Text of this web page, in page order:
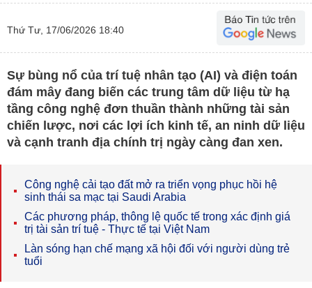
Thứ Tư, 17/06/2026 18:40
Sự bùng nổ của trí tuệ nhân tạo (AI) và điện toán
đám mây đang biến các trung tâm dữ liệu từ hạ
tầng công nghệ đơn thuần thành những tài sản
chiến lược, nơi các lợi ích kinh tế, an ninh dữ liệu
và cạnh tranh địa chính trị ngày càng đan xen.
Công nghệ cải tạo đất mở ra triển vọng phục hồi hệ
sinh thái sa mạc tại Saudi Arabia
Các phương pháp, thông lệ quốc tế trong xác định giá
trị tài sản trí tuệ - Thực tế tại Việt Nam
Làn sóng hạn chế mạng xã hội đối với người dùng trẻ
tuổi